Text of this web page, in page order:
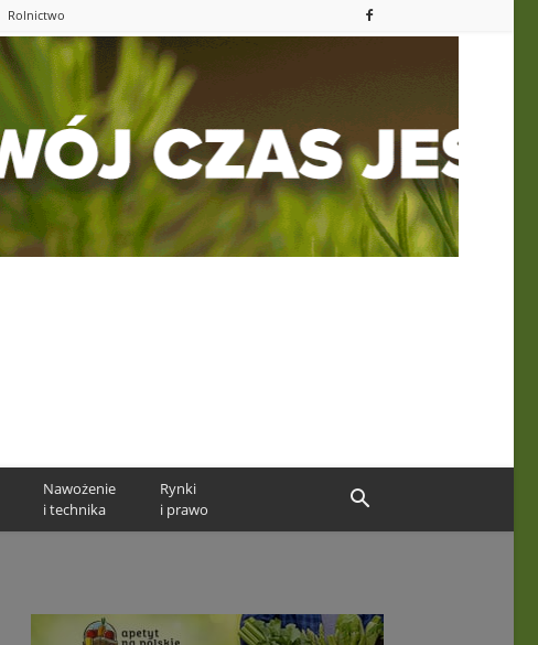
Rolnictwo
Nawożenie
i technika
Rynki
i prawo